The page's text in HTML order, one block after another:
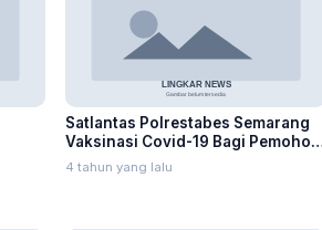
Satlantas Polrestabes Semarang
Vaksinasi Covid-19 Bagi Pemohon
SIM
4 tahun yang lalu